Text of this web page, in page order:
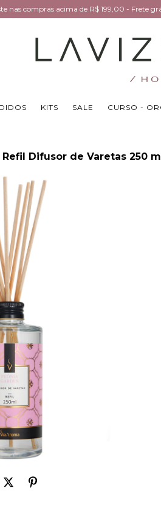
nas compras acima de R$ 199,00 - Frete
KITS SALE CURSO -
Refil Difusor de Varetas 250